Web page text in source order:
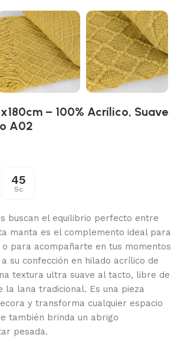
– 100% Acrílico, Suave
A02
44
Sc
buscan el equilibrio perfecto entre
manta es el complemento ideal para
para acompañarte en tus momentos
su confección en hilado acrílico de
textura ultra suave al tacto, libre de
la lana tradicional. Es una pieza
y transforma cualquier espacio
también brinda un abrigo
pesada.